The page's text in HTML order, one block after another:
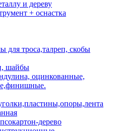
и дереву
+ оснастка
для троса,талреп, скобы
шайбы
оцинкованные,
дерево